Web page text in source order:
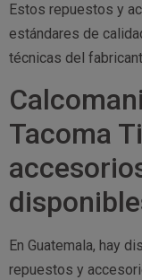
Estos repuestos y
estándares de
técnicas del
Tacoma
En Guatemala, hay
repuestos y